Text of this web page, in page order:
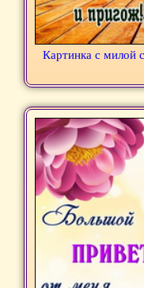
Картинка с милой